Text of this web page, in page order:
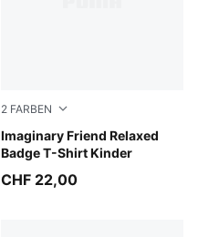
2 FARBEN
Imaginary Friend Relaxed
Badge T-Shirt Kinder
Chambray Blue
CHF 22,00